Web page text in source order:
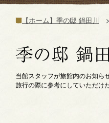
【ホーム】季の邸 鍋田川
当館スタッフが旅館内のお知ら
旅行の際に参考にしていただけ